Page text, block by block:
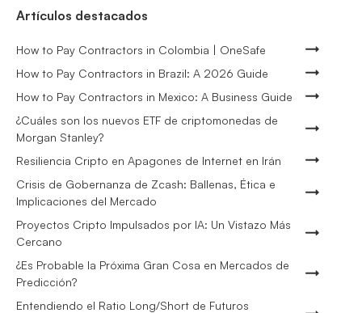
Artículos destacados
How to Pay Contractors in Colombia | OneSafe
How to Pay Contractors in Brazil: A 2026 Guide
How to Pay Contractors in Mexico: A Business Guide
¿Cuáles son los nuevos ETF de criptomonedas de
Morgan Stanley?
Resiliencia Cripto en Apagones de Internet en Irán
Crisis de Gobernanza de Zcash: Ballenas, Ética e
Implicaciones del Mercado
Proyectos Cripto Impulsados por IA: Un Vistazo Más
Cercano
¿Es Probable la Próxima Gran Cosa en Mercados de
Predicción?
Entendiendo el Ratio Long/Short de Futuros